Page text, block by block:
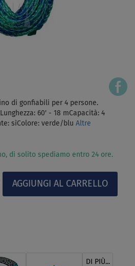
di gonfiabili per 4 persone.
60' - 18 mCapacità: 4
sìColore: verde/blu Altre
di solito spediamo entro 24 ore.
DI PIÙ...